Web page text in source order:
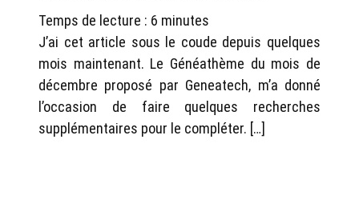
Temps de lecture : 6 minutes
J’ai cet article sous le coude depuis quelques
mois maintenant. Le Généathème du mois de
décembre proposé par Geneatech, m’a donné
l’occasion de faire quelques recherches
supplémentaires pour le compléter. […]